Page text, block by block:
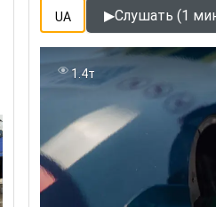
UA ▶Слушать (1
1.4т